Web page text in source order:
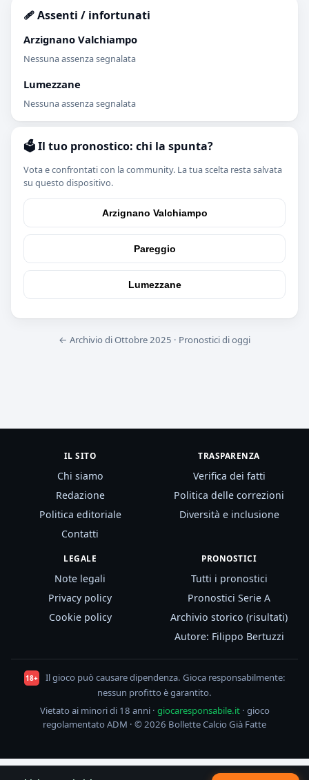
🩹 Assenti / infortunati
Arzignano Valchiampo
Nessuna assenza segnalata
Lumezzane
Nessuna assenza segnalata
🗳️ Il tuo pronostico: chi la spunta?
Vota e confrontati con la community. La tua scelta resta salvata
su questo dispositivo.
Arzignano Valchiampo
Pareggio
Lumezzane
← Archivio di Ottobre 2025 · Pronostici di oggi
IL SITO
Chi siamo
Redazione
Politica editoriale
Contatti
TRASPARENZA
Verifica dei fatti
Politica delle correzioni
Diversità e inclusione
LEGALE
Note legali
Privacy policy
Cookie policy
PRONOSTICI
Tutti i pronostici
Pronostici Serie A
Archivio storico (risultati)
Autore: Filippo Bertuzzi
18+
Il gioco può causare dipendenza. Gioca responsabilmente:
nessun profitto è garantito.
Vietato ai minori di 18 anni · giocaresponsabile.it· gioco
regolamentato ADM · © 2026 Bollette Calcio Già Fatte